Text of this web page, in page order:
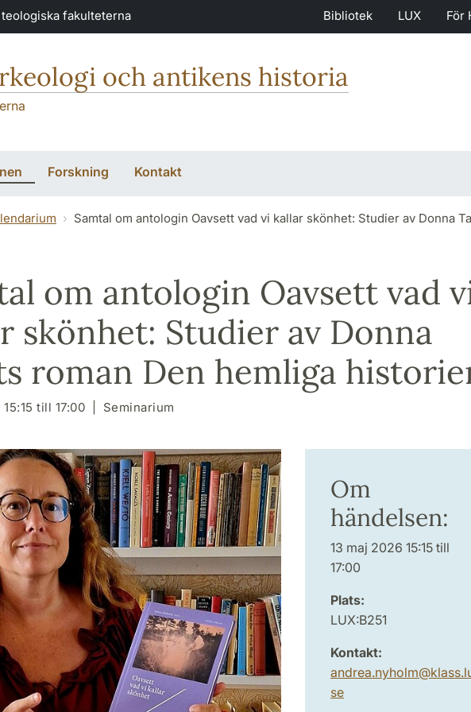
fakulteterna Bibliotek LUX För
och antikens historia
Forskning Kontakt
Samtal om antologin Oavsett vad vi kallar skönhet: Studier av Donna
om antologin Oavsett vad
skönhet: Studier av Donna
roman Den hemliga
till 17:00 Seminarium
Om
händelsen:
13 maj 2026 15:15 till
17:00
Plats:
LUX:B251
Kontakt:
andrea.nyholm@
se